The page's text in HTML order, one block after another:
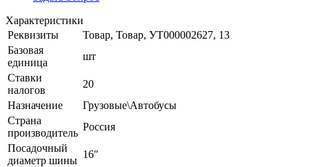
Характеристики
Реквизиты
Товар, Товар, УТ000002627, 13
Базовая
единица
шт
Ставки
налогов
20
Назначение
Грузовые\Автобусы
Страна
производитель
Россия
Посадочный
диаметр шины
16"